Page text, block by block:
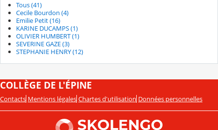
Tous (41)
Cecile Bourdon (4)
Emilie Petit (16)
KARINE DUCAMPS (1)
OLIVIER HUMBERT (1)
SEVERINE GAZE (3)
STEPHANIE HENRY (12)
COLLÈGE DE L'ÉPINE
Contacts Mentions légales Chartes d'utilisation Données personnelles